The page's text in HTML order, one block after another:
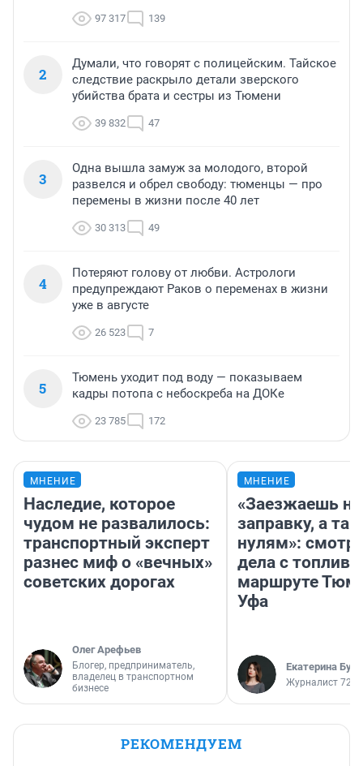
97 317 139
2
Думали, что говорят с полицейским. Тайское
следствие раскрыло детали зверского
убийства брата и сестры из Тюмени
39 832 47
3
Одна вышла замуж за молодого, второй
развелся и обрел свободу: тюменцы — про
перемены в жизни после 40 лет
30 313 49
4
Потеряют голову от любви. Астрологи
предупреждают Раков о переменах в жизни
уже в августе
26 523 7
5
Тюмень уходит под воду — показываем
кадры потопа с небоскреба на ДОКе
23 785 172
МНЕНИЕ
Наследие, которое
чудом не развалилось:
транспортный эксперт
разнес миф о «вечных»
советских дорогах
Олег Арефьев
Блогер, предприниматель,
владелец в транспортном
бизнесе
МНЕНИЕ
«Заезжаешь на
заправку, а
нулям»:
дела с
маршруте
Уфа
Екатерина
Журналист
РЕКОМЕНДУЕМ